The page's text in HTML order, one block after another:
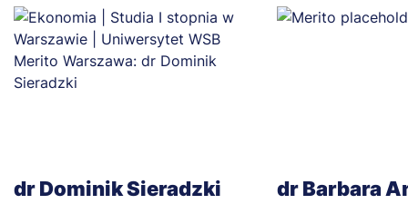
dr Dominik Sieradzki dr Barbara